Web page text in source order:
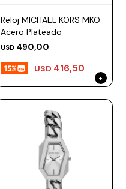
Reloj MICHAEL KORS MKO
Acero Plateado
USD 490,00
USD 416,50